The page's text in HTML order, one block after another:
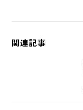
関連記事